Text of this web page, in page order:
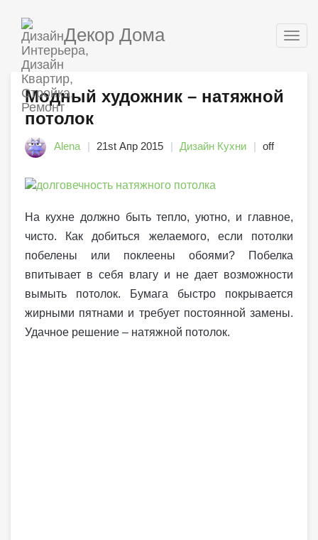
Декор Дома
Модный художник – натяжной
потолок
Alena 21st Апр 2015 Дизайн Кухни off
На кухне должно быть тепло, уютно, и главное,
чисто. Как добиться желаемого, если потолки
побелены или поклеены обоями? Побелка
впитывает в себя влагу и не дает возможности
вымыть потолок. Бумага быстро покрывается
жирными пятнами и требует постоянной замены.
Удачное решение – натяжной потолок.